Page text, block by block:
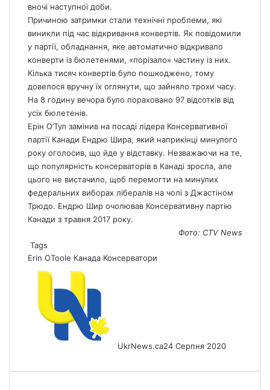
вночі наступної доби.
Причиною затримки стали технічні проблеми, які
виникли під час відкривання конвертів. Як повідомили
у партії, обладнання, яке автоматично відкривало
конверти із бюлетенями, «порізало» частину із них.
Кілька тисяч конвертів було пошкоджено, тому
довелося вручну їх оглянути, що зайняло трохи часу.
На 8 годину вечора було пораховано 97 відсотків від
усіх бюлетенів.
Ерін О’Тул замінив на посаді лідера Консервативної
партії Канади Ендрю Шира, який наприкінці минулого
року оголосив, що йде у відставку. Незважаючи на те,
що популярність консерваторів в Канаді зросла, але
цього не вистачило, щоб перемогти на минулих
федеральних виборах лібералів на чолі з Джастіном
Трюдо. Ендрю Шир очолював Консервативну партію
Канади з травня 2017 року.
Фото: CTVNews
Tags
Erin OToole Канада Консерватори
UkrNews.ca24 Серпня 2020